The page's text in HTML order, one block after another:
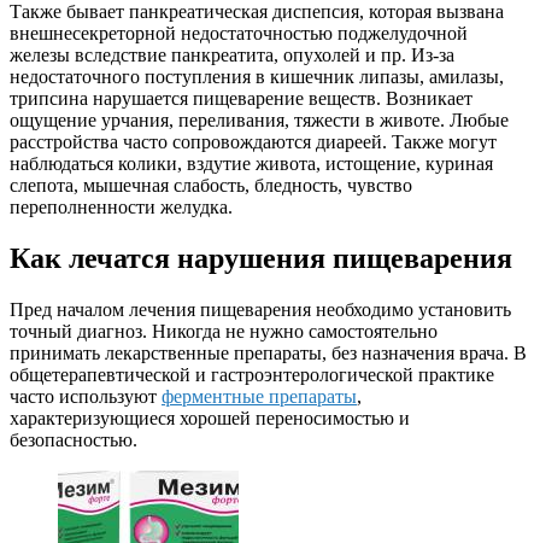
Также бывает панкреатическая диспепсия, которая вызвана
внешнесекреторной недостаточностью поджелудочной
железы вследствие панкреатита, опухолей и пр. Из-за
недостаточного поступления в кишечник липазы, амилазы,
трипсина нарушается пищеварение веществ. Возникает
ощущение урчания, переливания, тяжести в животе. Любые
расстройства часто сопровождаются диареей. Также могут
наблюдаться колики, вздутие живота, истощение, куриная
слепота, мышечная слабость, бледность, чувство
переполненности желудка.
Как лечатся нарушения пищеварения
Пред началом лечения пищеварения необходимо установить
точный диагноз. Никогда не нужно самостоятельно
принимать лекарственные препараты, без назначения врача. В
общетерапевтической и гастроэнтерологической практике
часто используют ферментные препараты,
характеризующиеся хорошей переносимостью и
безопасностью.